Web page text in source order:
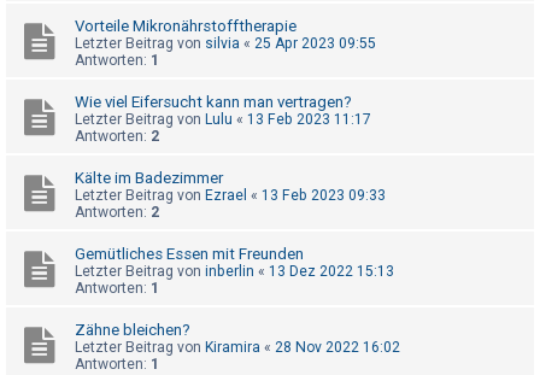
n
U
n
e
a
n
Vorteile Mikronährstofftherapie
Letzter Beitrag von silvia « 25 Apr 2023 09:55
Antworten: 1
Wie viel Eifersucht kann man vertragen?
Letzter Beitrag von Lulu « 13 Feb 2023 11:17
Antworten: 2
Kälte im Badezimmer
Letzter Beitrag von Ezrael « 13 Feb 2023 09:33
Antworten: 2
Gemütliches Essen mit Freunden
Letzter Beitrag von inberlin « 13 Dez 2022 15:13
Antworten: 1
Zähne bleichen?
Letzter Beitrag von Kiramira « 28 Nov 2022 16:02
Antworten: 1